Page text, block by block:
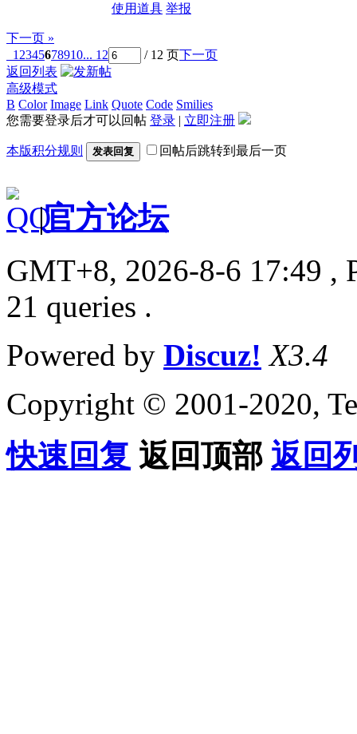
使用道具 举报
下一页 »
1 2345678910... 12 / 12 页下一页
返回列表
高级模式
B Color Image Link Quote Code Smilies
您需要登录后才可以回帖 登录 | 立即注册
本版积分规则 发表回复 回帖后跳转到最后一页
|官方论坛
GMT+8, 2026-8-6 17:49 ,
21 queries .
Powered by Discuz! X3.4
Copyright © 2001-2020,
快速回复 返回顶部 返回